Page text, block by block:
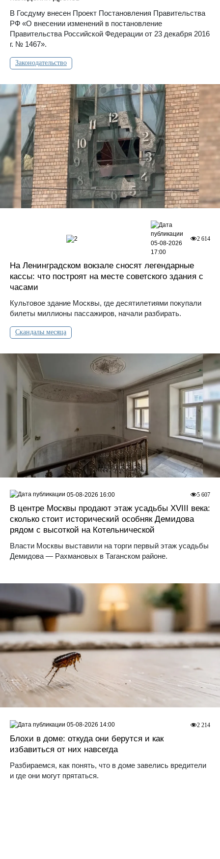
В Госдуму внесен Проект Постановления Правительства
РФ «О внесении изменений в постановление
Правительства Российской Федерации от 23 декабря 2016
г. № 1467».
Законодательство
На Ленинградском вокзале сносят легендарные
кассы: что построят на месте советского здания с
часами
Культовое здание Москвы, где десятилетиями покупали
билеты миллионы пассажиров, начали разбирать.
Скандалы месяца
2 2 614
05-08-2026
17:00
В центре Москвы продают этаж усадьбы XVIII века:
сколько стоит исторический особняк Демидова
рядом с высоткой на Котельнической
Власти Москвы выставили на торги первый этаж усадьбы
Демидова — Рахмановых в Таганском районе.
5 607
05-08-2026 16:00
Блохи в доме: откуда они берутся и как
избавиться от них навсегда
Разбираемся, как понять, что в доме завелись вредители
и где они могут прятаться.
2 214
05-08-2026 14:00